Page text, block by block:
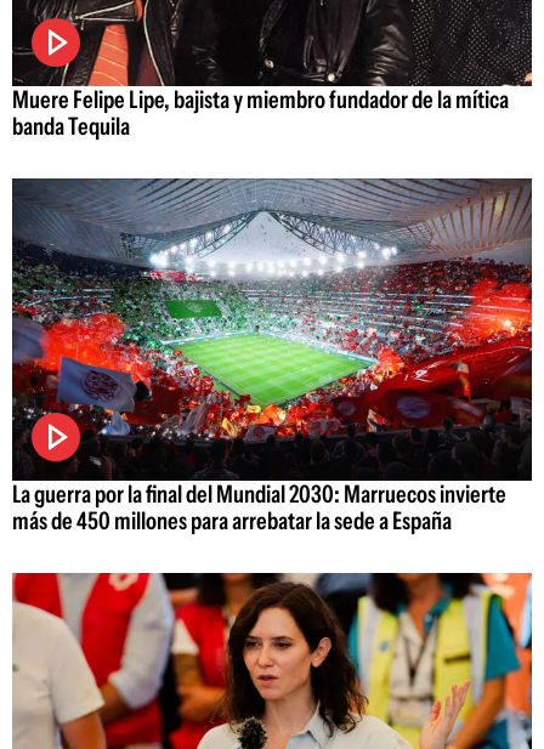
Muere Felipe Lipe, bajista y miembro fundador de la mítica
banda Tequila
La guerra por la final del Mundial 2030: Marruecos invierte
más de 450 millones para arrebatar la sede a España